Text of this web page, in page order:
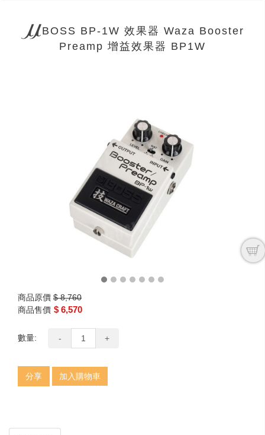
BOSS BP-1W 效果器 Waza Booster
Preamp 增益效果器 BP1W
商品原價 $ 8,760
商品售價 $ 6,570
數量: - +
分享 加入購物車